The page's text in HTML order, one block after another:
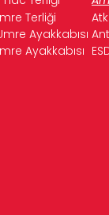
Terliği
Ayakkabısı
Ayakkabısı